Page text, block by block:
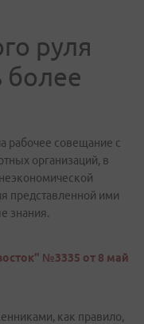
руля
более
совещание с
организаций, в
представленной ими
знания.
№3335 от 8 май
как правило,